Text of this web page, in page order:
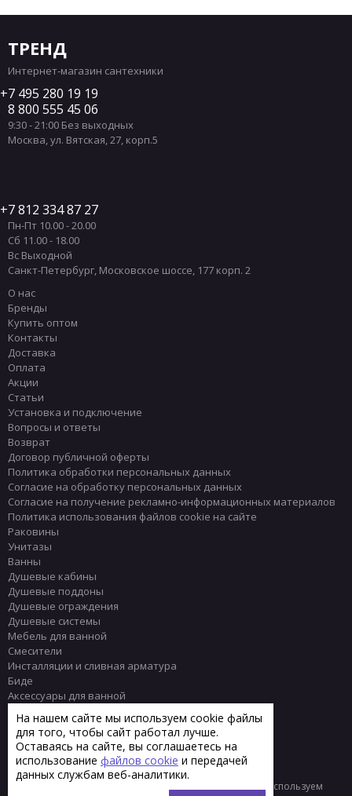
ТРЕНД
Интернет-магазин сантехники
7 495 280 19 19
8 800 555 45 06
9:30 - 21:00 Без выходных
Москва,ул. Вятская, 27, корп.5
7 812 334 87 27
Пн-Пт 10.00 - 20.00
Сб 11.00 - 18.00
Вс Выходной
Санкт-Петербург, Московское шоссе, 177 корп. 2
О нас
Бренды
Купить оптом
Контакты
Доставка
Оплата
Акции
Статьи
Установка и подключение
Вопросы и ответы
Возврат
Договор публичной оферты
Политика обработки персональных данных
Согласие на обработку персональных данных
Согласие на получение рекламно-информационных материалов
Политика использования файлов cookie на сайте
Раковины
Унитазы
Ванны
Душевые кабины
Душевые поддоны
Душевые ограждения
Душевые системы
Мебель для ванной
Смесители
Инсталляции и сливная арматура
Биде
Аксессуары для ванной
Полотенцесушители
Комплектующие
Плитка
© 2013 - 2026 Интернет-магазин сантехники Тренд
Мы используем
На нашем сайте мы используем cookie файлы
для того, чтобы сайт работал лучше.
Оставаясь на сайте, вы соглашаетесь на
использование файлов cookie и передачей
данных службам веб-аналитики.